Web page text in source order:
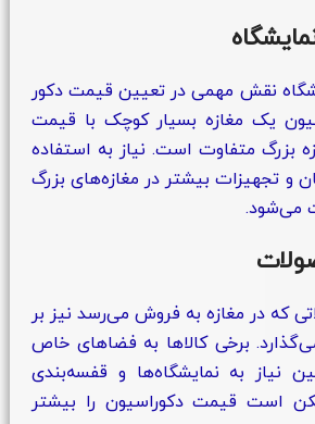
نقش مهمی در تعیین قیمت دکور
یک مغازه بسیار کوچک با قیمت
بزرگ متفاوت است. نیاز به استفاده
و تجهیزات بیشتر در مغازه‌های بزرگ
می‌شود.
که در مغازه به فروش می‌رسد نیز بر
برخی کالاها به فضاهای خاص
نیاز به نمایشگاه‌ها و قفسه‌بندی
است قیمت دکوراسیون را بیشتر